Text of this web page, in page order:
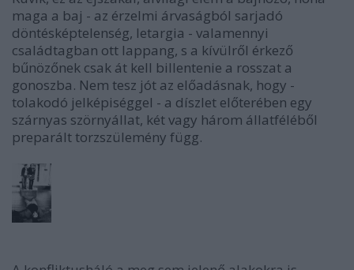
maga a baj - az érzelmi árvaságból sarjadó
döntésképtelenség, letargia - valamennyi
családtagban ott lappang, s a kívülről érkező
bűnözőnek csak át kell billentenie a rosszat a
gonoszba. Nem tesz jót az előadásnak, hogy -
tolakodó jelképiséggel - a díszlet előterében egy
szárnyas szörnyállat, két vagy három állatféléből
preparált torzszülemény függ.